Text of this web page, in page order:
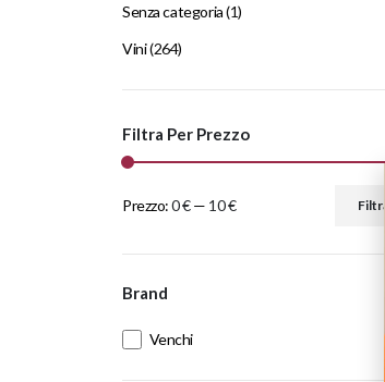
Senza categoria(1)
Vini(264)
Filtra Per Prezzo
Prezzo:0 €— 10 €
Brand
Venchi